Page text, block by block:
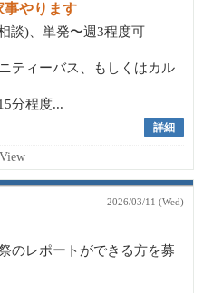
事やります
談)、単発〜週3程度可
ィーバス、もしくはカル
程度...
詳細
2026/03/11 (Wed)
のレポートができる方を募